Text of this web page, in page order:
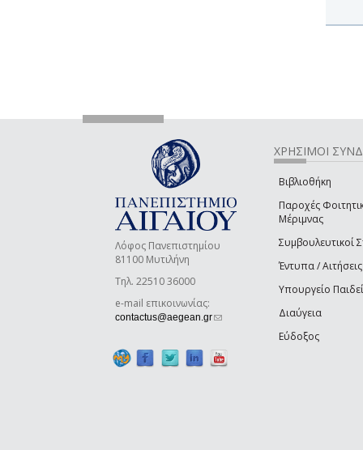
Λόφος Πανεπιστημίου
81100 Μυτιλήνη
Τηλ. 22510 36000
e-mail επικοινωνίας:
contactus@aegean.gr(link sends e-mail)
ΧΡΗΣΙΜΟΙ
Βιβλιοθήκη
Παροχές
Μέριμνας
Συμβουλευτικοί
Έντυπα / Αιτήσεις
Υπουργείο
Διαύγεια
Εύδοξος